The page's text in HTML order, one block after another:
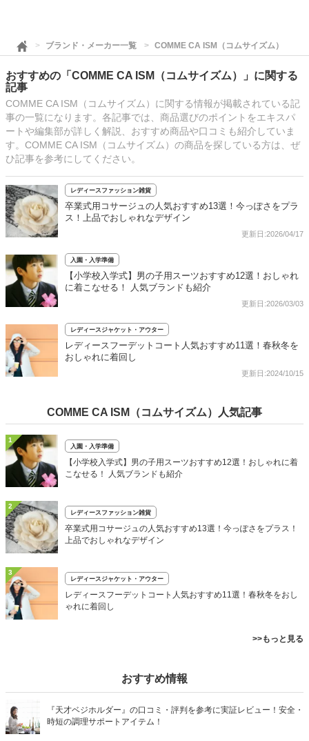
ブランド・メーカー一覧 COMME CA ISM（コムサイズム）
おすすめの「COMME CA ISM（コムサイズム）」に関する
記事
COMME CA ISM（コムサイズム）に関する情報が掲載されている記
事の一覧になります。各記事では、商品選びのポイントをエキスパ
ートや編集部が詳しく解説、おすすめ商品や口コミも紹介していま
す。COMME CA ISM（コムサイズム）の商品を探している方は、ぜ
ひ記事を参考にしてください。
レディースファッション雑貨
卒業式用コサージュの人気おすすめ13選！今っぽさをプラ
ス！上品でおしゃれなデザイン
更新日:2026/04/17
入園・入学準備
【小学校入学式】男の子用スーツおすすめ12選！おしゃれ
に着こなせる！ 人気ブランドも紹介
更新日:2026/03/03
レディースジャケット・アウター
レディースフーデットコート人気おすすめ11選！春秋冬を
おしゃれに着回し
更新日:2024/10/15
COMME CA ISM（コムサイズム）人気記事
1
入園・入学準備
【小学校入学式】男の子用スーツおすすめ12選！おしゃれに着
こなせる！ 人気ブランドも紹介
2
レディースファッション雑貨
卒業式用コサージュの人気おすすめ13選！今っぽさをプラス！
上品でおしゃれなデザイン
3
レディースジャケット・アウター
レディースフーデットコート人気おすすめ11選！春秋冬をおし
ゃれに着回し
>>もっと見る
おすすめ情報
『天才ベジホルダー』の口コミ・評判を参考に実証レビュー！安全・
時短の調理サポートアイテム！